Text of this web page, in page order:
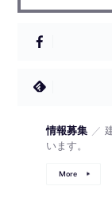
情報募集 ／
います。
More